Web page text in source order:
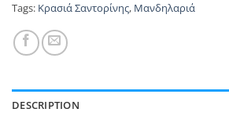
Tags: Κρασιά Σαντορίνης, Μανδηλαριά
DESCRIPTION